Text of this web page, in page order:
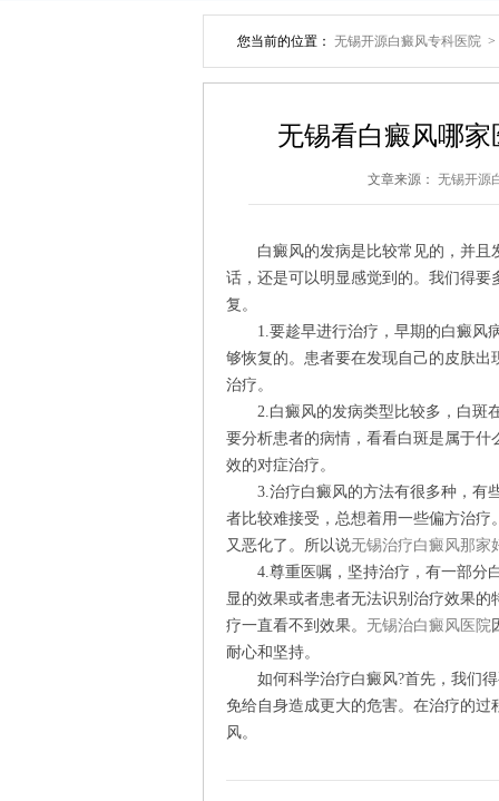
您当前的位置： 无锡开源白癜风专科医院 >
无锡看白癜风哪
文章来源： 无锡开源
白癜风的发病是比较常见的，并且
话，还是可以明显感觉到的。我们得
复。
1.要趁早进行治疗，早期的白癜风病
够恢复的。患者要在发现自己的皮肤
治疗。
2.白癜风的发病类型比较多，白斑在
要分析患者的病情，看看白斑是属于
效的对症治疗。
3.治疗白癜风的方法有很多种，有些
者比较难接受，总想着用一些偏方治
又恶化了。所以说无锡治疗白癜风那家
4.尊重医嘱，坚持治疗，有一部分
显的效果或者患者无法识别治疗效果
疗一直看不到效果。 无锡治白癜风医院
耐心和坚持。
如何科学治疗白癜风?首先，我们得
免给自身造成更大的危害。在治疗的
风。